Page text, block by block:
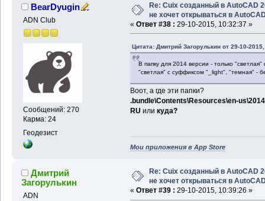
BearDyugin
ADN Club
Сообщений: 270
Карма: 24
Геодезист
Re: Cuix созданный в AutoCAD
не хочет открываться в
« Ответ #38 : 29-10-2015, 10:32:37 »
Цитата: Дмитрий Загорулькин от 29-10-
В папку для 2014 версии - только
"светлая" с суффиксом "_light", "темная" -
Воот, а где эти папки?
.bundle\Contents\Resources\en-us\2014
RU или куда?
Мои приложения в App Store
Дмитрий
Загорулькин
ADN
Re: Cuix созданный в AutoCAD
не хочет открываться в
« Ответ #39 : 29-10-2015, 10:39:26 »